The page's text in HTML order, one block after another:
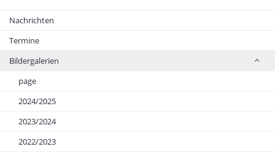
Nachrichten
Termine
Bildergalerien
page
2024/2025
2023/2024
2022/2023